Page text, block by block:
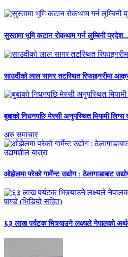
सुस्तामा भूमि कटान रोकथाम गर्न लुम्बिनी प्रदेश...
साउदीको लाल सागर तटस्थित रिफाइनरीमा
बुबाको निधनपछि मेस्सी अनुपस्थित मियामी लिग्स
अरु समाचार
ओझेलमा परेको गार्मेन्ट उद्योग : ठेलागाडाबाट
६३ लाख पर्यटक भित्र्याउने लक्ष्यले नेपालको